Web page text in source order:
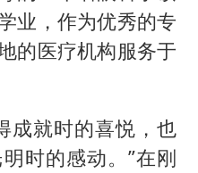
业，作为优秀的专
的医疗机构服务于
成就时的喜悦，也
时的感动。”在刚